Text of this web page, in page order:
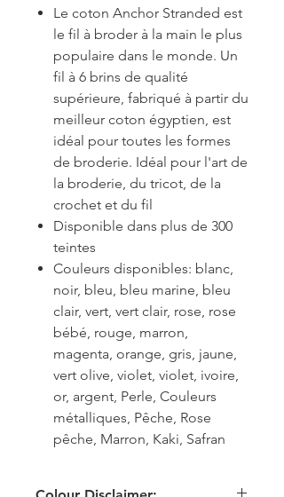
Le coton Anchor Stranded est
le fil à broder à la main le plus
populaire dans le monde. Un
fil à 6 brins de qualité
supérieure, fabriqué à partir du
meilleur coton égyptien, est
idéal pour toutes les formes
de broderie. Idéal pour l'art de
la broderie, du tricot, de la
crochet et du fil
Disponible dans plus de 300
teintes
Couleurs disponibles: blanc,
noir, bleu, bleu marine, bleu
clair, vert, vert clair, rose, rose
bébé, rouge, marron,
magenta, orange, gris, jaune,
vert olive, violet, violet, ivoire,
or, argent, Perle, Couleurs
métalliques, Pêche, Rose
pêche, Marron, Kaki, Safran